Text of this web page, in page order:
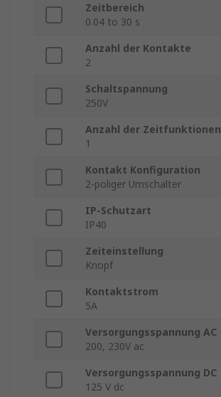
Zeitbereich
0.04 to 30 s
Anzahl der Kontakte
2
Schaltspannung
250V
Anzahl der Zeitfunktionen
1
Kontakt Konfiguration
2-poliger Umschalter
IP-Schutzart
IP40
Zeiteinstellung
Knopf
Kontaktstrom
5A
Versorgungsspannung AC
200, 230V ac
Versorgungsspannung DC
125 V dc